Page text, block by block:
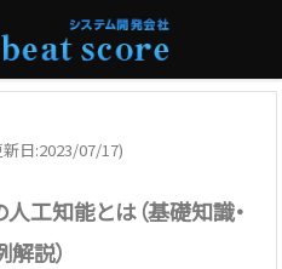
日:2023/07/17)
工知能とは（基礎知識・
説）